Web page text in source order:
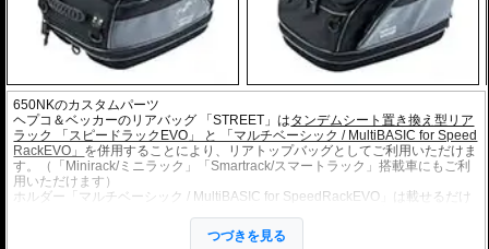
バッグの開閉ロックやバッグの車体へのロックなど様々なセキュリティオプ
ション の使用が可能。
650NKのカスタムパーツ
ヘプコ＆ベッカーのリアバッグ 「STREET」はタンデムシート置き換え型リア
ラック 「スピードラックEVO」 と 「マルチベーシック / MultiBASIC for Speed
RackEVO」 を併用することにより、リアトップバッグとしてご利用いただけま
す。（「Minirack/ミニラック」「Smartrack/スマートラック」搭載車にもご利
用いただけます）
ホルダー「マルチベーシック / MultiBASIC for SpeedRackEVO」は載せるだけ
っ張るだけでロックを解除できます。安全で強固に固定され脱落の心配もあり
つづきを見る